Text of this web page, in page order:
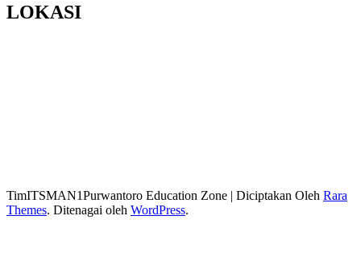
LOKASI
TimITSMAN1Purwantoro Education Zone | Diciptakan Oleh Rara
Themes. Ditenagai oleh WordPress.